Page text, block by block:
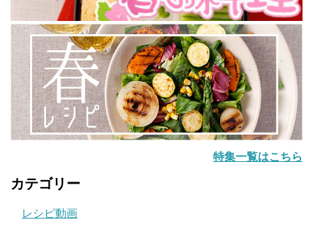
特集一覧はこちら
カテゴリー
レシピ動画